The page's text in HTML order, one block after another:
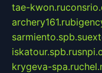
tae-kwon.ru
archery161.ru
sarmiento.spb.su
iskatour.spb.ru
krygeva-spa.ru